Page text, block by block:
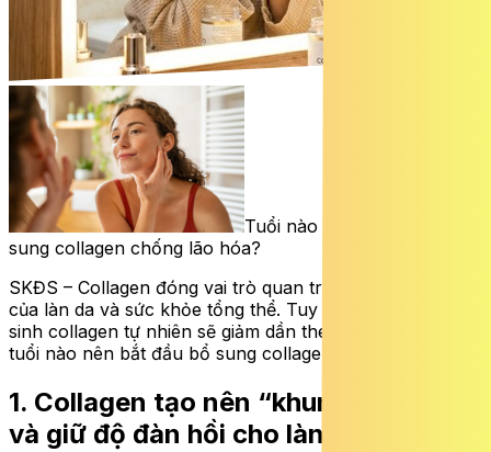
Tuổi nào nên bắt đầu bổ
sung collagen chống lão hóa?
SKĐS – Collagen đóng vai trò quan trọng đối với vẻ đẹp
của làn da và sức khỏe tổng thể. Tuy nhiên, việc sản
sinh collagen tự nhiên sẽ giảm dần theo thời gian. Vậy
tuổi nào nên bắt đầu bổ sung collagen?
1. Collagen tạo nên “khung nâng đỡ”
và giữ độ đàn hồi cho làn da